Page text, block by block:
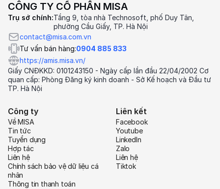
CÔNG TY CỔ PHẦN MISA
Trụ sở chính:Tầng 9, tòa nhà Technosoft, phố Duy Tân,
phường Cầu Giấy, TP. Hà Nội
contact@misa.com.vn
Tư vấn bán hàng:0904 885 833
https://amis.misa.vn/
Giấy CNĐKKD: 0101243150 - Ngày cấp lần đầu 22/04/2002 Cơ
quan cấp: Phòng Đăng ký kinh doanh - Sở Kế hoạch và Đầu tư
TP. Hà Nội
Công ty
Về MISA
Tin tức
Tuyển dụng
Hợp tác
Liên hệ
Chính sách bảo vệ dữ liệu cá
nhân
Thông tin thanh toán
Liên kết
Facebook
Youtube
LinkedIn
Zalo
Liên hệ
Tiktok